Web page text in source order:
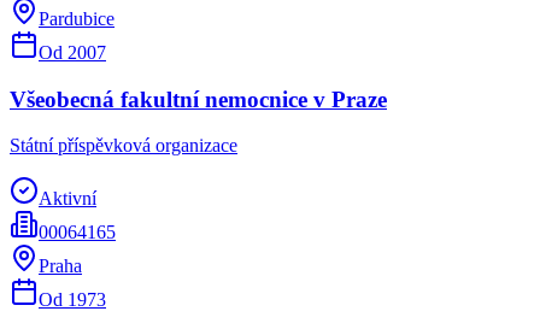
Pardubice
Od 2007
Všeobecná fakultní nemocnice v Praze
Státní příspěvková organizace
Aktivní
00064165
Praha
Od 1973